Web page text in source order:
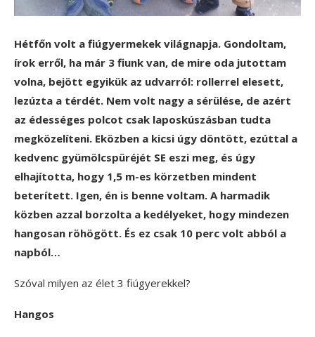
Hétfőn volt a fiúgyermekek világnapja. Gondoltam,
írok erről, ha már 3 fiunk van, de mire oda jutottam
volna, bejött egyikük az udvarról: rollerrel elesett,
lezúzta a térdét. Nem volt nagy a sérülése, de azért
az édességes polcot csak laposkúszásban tudta
megközelíteni. Eközben a kicsi úgy döntött, ezúttal a
kedvenc gyümölcspüréjét SE eszi meg, és úgy
elhajította, hogy 1,5 m-es körzetben mindent
beterített. Igen, én is benne voltam. A harmadik
közben azzal borzolta a kedélyeket, hogy mindezen
hangosan röhögött. És ez csak 10 perc volt abból a
napból…
Szóval milyen az élet 3 fiúgyerekkel?
Hangos